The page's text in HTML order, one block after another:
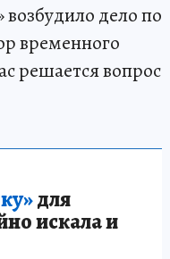
дело по
временного
решается вопрос
для
искала и